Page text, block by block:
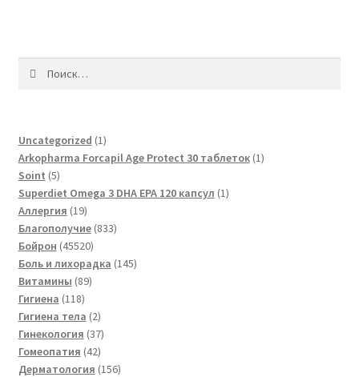
Uncategorized 11
товар
Arkopharma Forcapil Age Protect 30 таблеток 11
Soint 55
товаров
Superdiet Omega 3 DHA EPA 120 капсул 11
Аллергия 1919
товаров
Благополучие 833833
Бойрон 4552045520
товаров
Боль и лихорадка 145145
Витамины 8989
Гигиена 118118
товаров
Гигиена тела 22
товара
Гинекология 3737
товаров
Гомеопатия 4242
товара
Дерматология 156156